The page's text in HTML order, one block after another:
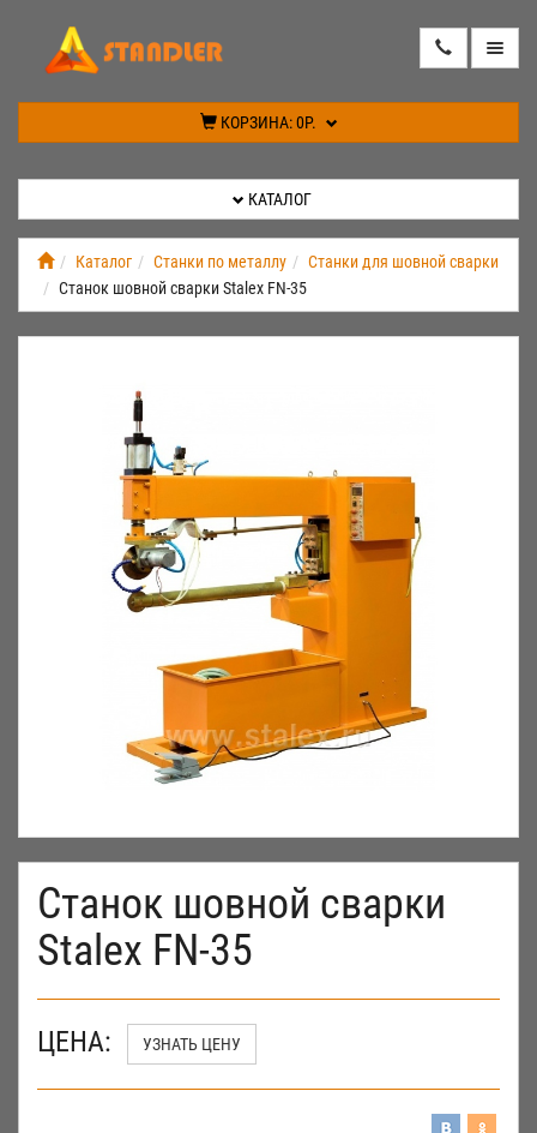
КОРЗИНА:0Р.
КАТАЛОГ
Каталог Станки по металлу
Станки для шовной сварки
Станок шовной сварки Stalex FN-35
Станок шовной сварки
Stalex FN-35
ЦЕНА: УЗНАТЬ ЦЕНУ